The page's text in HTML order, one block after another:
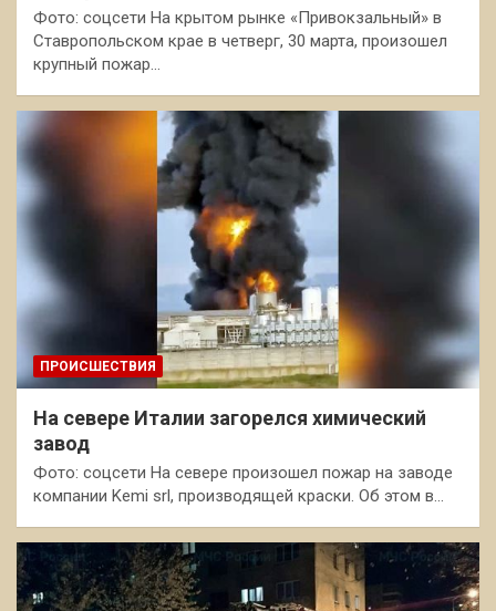
Фото: соцсети На крытом рынке «Привокзальный» в
Ставропольском крае в четверг, 30 марта, произошел
крупный пожар…
ПРОИСШЕСТВИЯ
На севере Италии загорелся химический
завод
Фото: cоцсети На севере произошел пожар на заводе
компании Kemi srl, производящей краски. Об этом в…